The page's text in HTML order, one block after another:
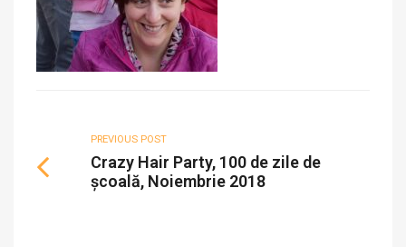
PREVIOUS POST
Crazy Hair Party, 100 de zile de
școală, Noiembrie 2018